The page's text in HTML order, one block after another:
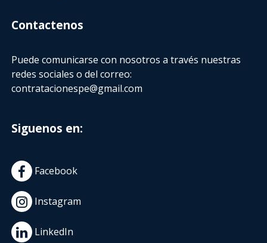
Contactenos
Puede comunicarse con nosotros a través nuestras
redes sociales o del correo:
contratacionespe@gmail.com
Siguenos en:
Facebook
Instagram
LinkedIn